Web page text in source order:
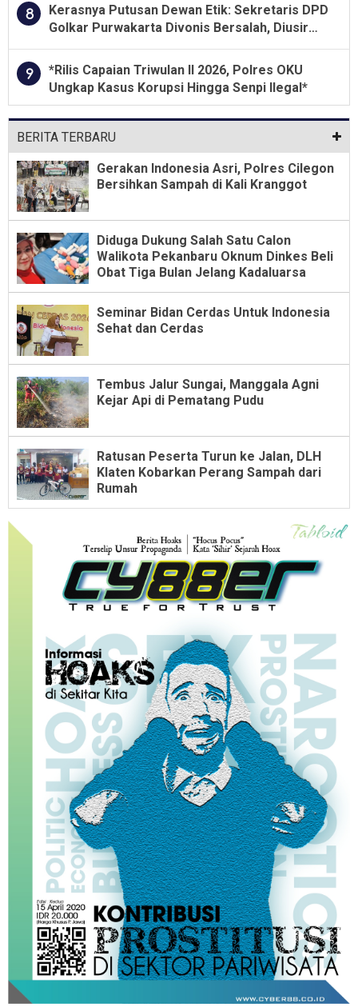
8
Kerasnya Putusan Dewan Etik: Sekretaris DPD
Golkar Purwakarta Divonis Bersalah, Diusir
9
*Rilis Capaian Triwulan II 2026, Polres OKU
Ungkap Kasus Korupsi Hingga Senpi Ilegal*
BERITA TERBARU
Gerakan Indonesia Asri, Polres Cilegon
Bersihkan Sampah di Kali Kranggot
Diduga Dukung Salah Satu Calon
Walikota Pekanbaru Oknum Dinkes Beli
Obat Tiga Bulan Jelang Kadaluarsa
Seminar Bidan Cerdas Untuk Indonesia
Sehat dan Cerdas
Tembus Jalur Sungai, Manggala Agni
Kejar Api di Pematang Pudu
Ratusan Peserta Turun ke Jalan, DLH
Klaten Kobarkan Perang Sampah dari
Rumah